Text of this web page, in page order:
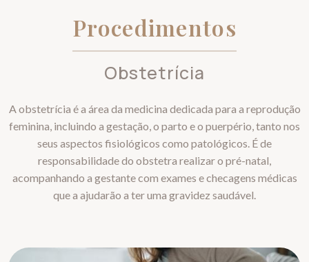
Procedimentos
Obstetrícia
A obstetrícia é a área da medicina dedicada para a reprodução
feminina, incluindo a gestação, o parto e o puerpério, tanto nos
seus aspectos fisiológicos como patológicos. É de
responsabilidade do obstetra realizar o pré-natal,
acompanhando a gestante com exames e checagens médicas
que a ajudarão a ter uma gravidez saudável.